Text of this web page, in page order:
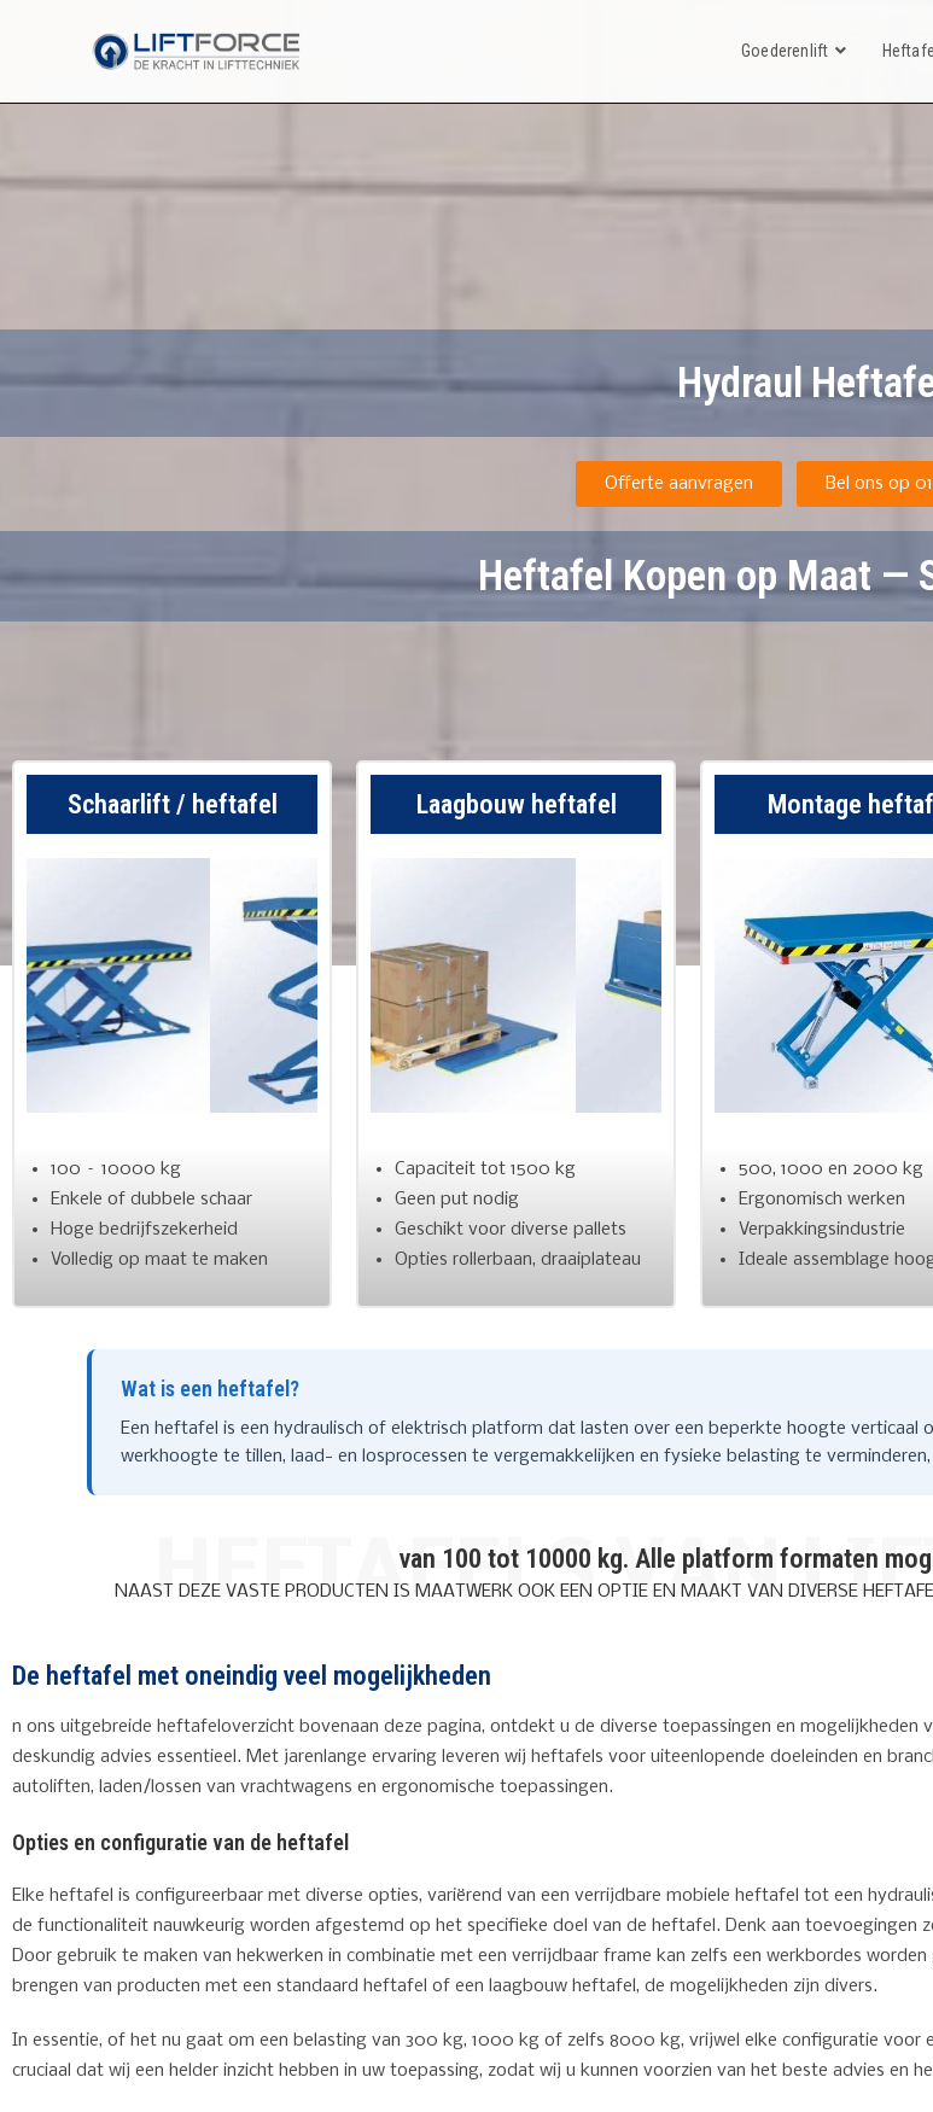
Goederenlift
Hydraulische|
Offerte aanvragen Bel ons op
Heftafel Kopen op Maat —
Schaarlift / heftafel
100 – 10000 kg
Enkele of dubbele schaar
Hoge bedrijfszekerheid
Volledig op maat te maken
Laagbouw heftafel
Capaciteit tot 1500 kg
Geen put nodig
Geschikt voor diverse pallets
Opties rollerbaan, draaiplateau
Montage
500, 1000 en 2000 kg
Ergonomisch werken
Verpakkingsindustrie
Ideale assemblage
Wat is een heftafel?
Een heftafel is een hydraulisch of elektrisch platform dat lasten over een beperkte hoogte
werkhoogte te tillen, laad- en losprocessen te vergemakkelijken en fysieke belasting te
HEFTAFELS VAN
van 100 tot 10000 kg. Alle platform formaten
NAAST DEZE VASTE PRODUCTEN IS MAATWERK OOK EEN OPTIE EN MAAKT VAN DIVERSE
De heftafel met oneindig veel mogelijkheden
n ons uitgebreide heftafeloverzicht bovenaan deze pagina, ontdekt u de diverse toepassingen en mogelijkheden
deskundig advies essentieel. Met jarenlange ervaring leveren wij heftafels voor uiteenlopende doeleinden en
autoliften, laden/lossen van vrachtwagens en ergonomische toepassingen.
Opties en configuratie van de heftafel
Elke heftafel is configureerbaar met diverse opties, variërend van een verrijdbare mobiele heftafel tot een
de functionaliteit nauwkeurig worden afgestemd op het specifieke doel van de heftafel. Denk aan toevoegingen
Door gebruik te maken van hekwerken in combinatie met een verrijdbaar frame kan zelfs een werkbordes
brengen van producten met een standaard heftafel of een laagbouw heftafel, de mogelijkheden zijn divers.
In essentie, of het nu gaat om een belasting van 300 kg, 1000 kg of zelfs 8000 kg, vrijwel elke configuratie voor
cruciaal dat wij een helder inzicht hebben in uw toepassing, zodat wij u kunnen voorzien van het beste advies en